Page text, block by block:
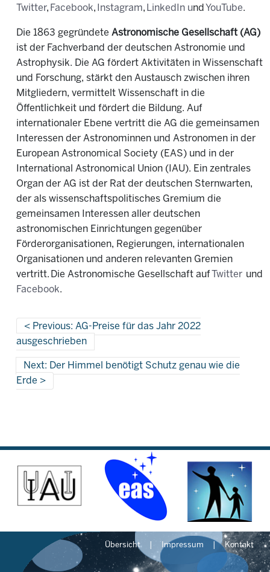
Twitter, Facebook, Instagram, LinkedIn und YouTube.
Die 1863 gegründete Astronomische Gesellschaft (AG)
ist der Fachverband der deutschen Astronomie und
Astrophysik. Die AG fördert Aktivitäten in Wissenschaft
und Forschung, stärkt den Austausch zwischen ihren
Mitgliedern, vermittelt Wissenschaft in die
Öffentlichkeit und fördert die Bildung. Auf
internationaler Ebene vertritt die AG die gemeinsamen
Interessen der Astronominnen und Astronomen in der
European Astronomical Society (EAS) und in der
International Astronomical Union (IAU). Ein zentrales
Organ der AG ist der Rat der deutschen Sternwarten,
der als wissenschaftspolitisches Gremium die
gemeinsamen Interessen aller deutschen
astronomischen Einrichtungen gegenüber
Förderorganisationen, Regierungen, internationalen
Organisationen und anderen relevanten Gremien
vertritt. Die Astronomische Gesellschaft auf
Twitter und
Facebook.
Previous: AG-Preise für das Jahr 2022
ausgeschrieben
Next: Der Himmel benötigt Schutz genau wie die
Erde
Übersicht Impressum Kontakt